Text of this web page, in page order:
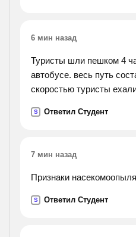
6 мин назад
Туристы шли пешком 4
автобусе. весь путь
скоростью туристы
составила 70 км/ч?
S Ответил Студент
7 мин назад
Признаки
S Ответил Студент